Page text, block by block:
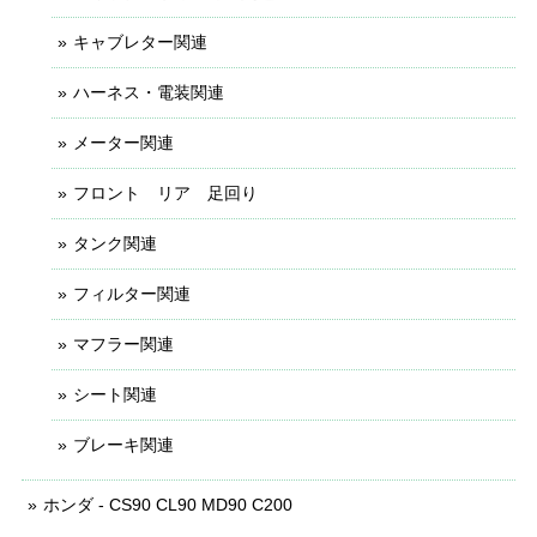
キャブレター関連
ハーネス・電装関連
メーター関連
フロント リア 足回り
タンク関連
フィルター関連
マフラー関連
シート関連
ブレーキ関連
ホンダ - CS90 CL90 MD90 C200